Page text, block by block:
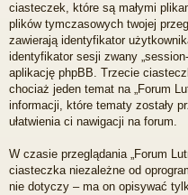
ciasteczek, które są małymi
plików tymczasowych twojej
zawierają identyfikator
identyfikator sesji zwany
aplikację phpBB. Trzecie
chociaż jeden temat na „Forum
informacji, które tematy zostały
ułatwienia ci nawigacji na forum.
W czasie przeglądania „Forum
ciasteczka niezależne od
nie dotyczy – ma on opisywać